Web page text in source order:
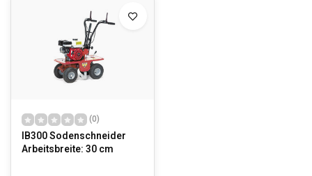
(0)
IB300 Sodenschneider
Arbeitsbreite: 30 cm